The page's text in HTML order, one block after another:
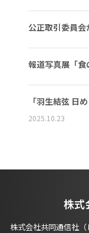
公正取引委員
報道写真展「
「羽生結弦 日
2025.10.23
株式
株式会社共同通信社